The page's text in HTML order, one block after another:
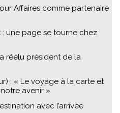
Affaires comme partenaire
une page se tourne chez
réélu président de la
: « Le voyage à la carte et
avenir »
avec l’arrivée